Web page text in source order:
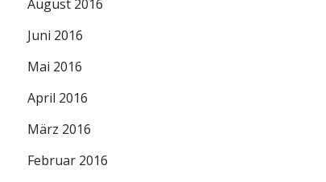
August 2016
Juni 2016
Mai 2016
April 2016
März 2016
Februar 2016